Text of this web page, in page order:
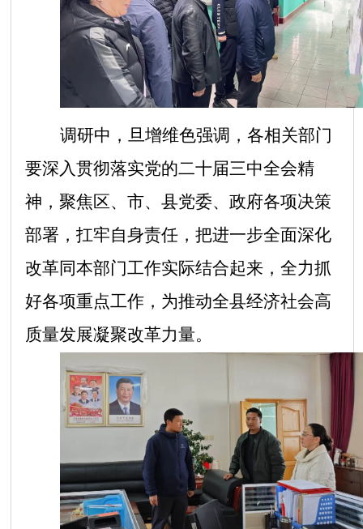
调研中，旦增维色强调，各相关部门
要深入贯彻落实党的二十届三中全会精
神，聚焦区、市、县党委、政府各项决策
部署，扛牢自身责任，把进一步全面深化
改革同本部门工作实际结合起来，全力抓
好各项重点工作，为推动全县经济社会高
质量发展凝聚改革力量。